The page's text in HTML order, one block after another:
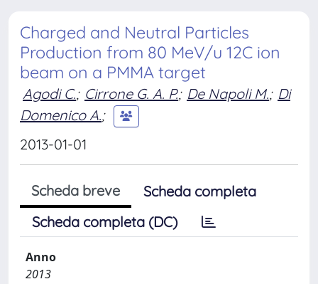
Charged and Neutral Particles
Production from 80 MeV/u 12C ion
beam on a PMMA target
Agodi C.; Cirrone G. A. P.; De Napoli M.; Di
Domenico A.;
2013-01-01
Scheda breve
Scheda completa
Scheda completa (DC)
Anno
2013